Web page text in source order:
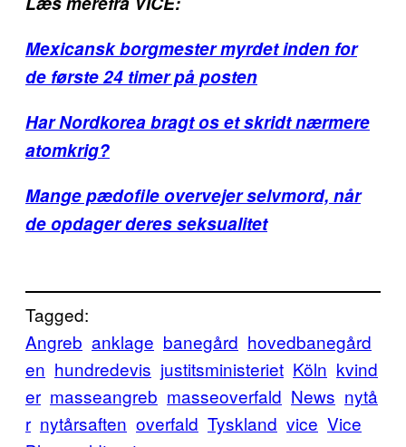
Mexicansk borgmester myrdet inden for
de første 24 timer på posten
Har Nordkorea bragt os et skridt nærmere
atomkrig?
Mange pædofile overvejer selvmord, når
de opdager deres seksualitet
Tagged:
Angreb anklage banegård hovedbanegård
en hundredevis justitsministeriet Köln kvind
er masseangreb masseoverfald News nytå
r nytårsaften overfald Tyskland vice Vice